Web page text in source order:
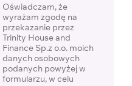
Oświadczam, że
wyrażam zgodę na
przekazanie przez
Trinity House and
Finance Sp.z o.o. moich
danych osobowych
podanych powyżej w
formularzu, w celu